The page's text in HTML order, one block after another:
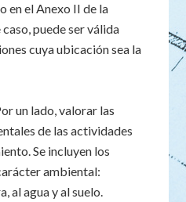
en el Anexo II de la
puede ser válida
cuya ubicación sea la
un lado, valorar las
de las actividades
Se incluyen los
ambiental:
al agua y al suelo.